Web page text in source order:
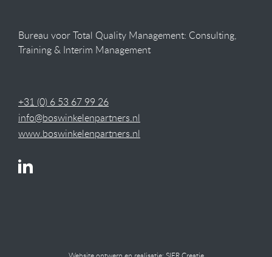
Bureau voor Total Quality Management: Consulting,
Training & Interim Management
+31 (0) 6 53 67 99 26
info@boswinkelenpartners.nl
www.boswinkelenpartners.nl